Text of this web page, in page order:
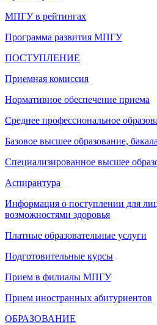
МПГУ в рейтингах
Программа развития МПГУ
ПОСТУПЛЕНИЕ
Приемная комиссия
Нормативное обеспечение приема
Среднее профессиональное
Базовое высшее образование,
Специализированное высшее
Аспирантура
Информация о поступлении для
возможностями здоровья
Платные образовательные услуги
Подготовительные курсы
Прием в филиалы МПГУ
Прием иностранных абитуриентов
ОБРАЗОВАНИЕ